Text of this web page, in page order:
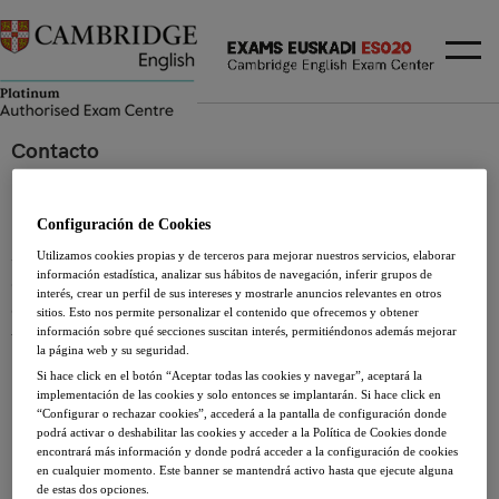
Contacto
Si deseas más información acerca de alguno de los servicios
de Lacunza-ih, o quieres hacer algún comentario, no dudes
en ponerte en contacto con nosotros a través de nuestro
formulario de contacto:
INFORMACIÓN BÁSICA DE PROTECCIÓN DE DATOS
Responsable del tratamiento:ACADEMIA LACUNZA, S.L.
Finalidad:Management of queries and requests for
Configuración de Cookies
Utilizamos cookies propias y de terceros para mejorar nuestros servicios, elaborar
información estadística, analizar sus hábitos de navegación, inferir grupos de
interés, crear un perfil de sus intereses y mostrarle anuncios relevantes en otros
sitios. Esto nos permite personalizar el contenido que ofrecemos y obtener
información sobre qué secciones suscitan interés, permitiéndonos además mejorar
la página web y su seguridad.
Si hace click en el botón “Aceptar todas las cookies y navegar”, aceptará la
implementación de las cookies y solo entonces se implantarán. Si hace click en
“Configurar o rechazar cookies”, accederá a la pantalla de configuración donde
podrá activar o deshabilitar las cookies y acceder a la Política de Cookies donde
encontrará más información y donde podrá acceder a la configuración de cookies
en cualquier momento. Este banner se mantendrá activo hasta que ejecute alguna
de estas dos opciones.